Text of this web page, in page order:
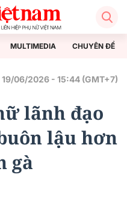
MULTIMEDIA CHUYÊN ĐỀ
19/06/2026 - 15:44 (GMT+7)
lãnh đạo
lậu hơn
gà